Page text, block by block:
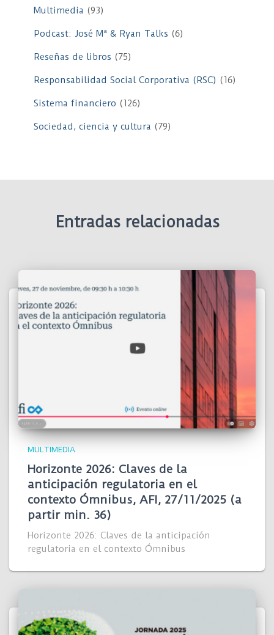
Multimedia (93)
Podcast: José Mª & Ryan Talks (6)
Reseñas de libros (75)
Responsabilidad Social Corporativa (RSC) (16)
Sistema financiero (126)
Sociedad, ciencia y cultura (79)
Entradas relacionadas
MULTIMEDIA
Horizonte 2026: Claves de la
anticipación regulatoria en el
contexto Ómnibus, AFI, 27/11/2025 (a
partir min. 36)
Horizonte 2026: Claves de la anticipación
regulatoria en el contexto Ómnibus